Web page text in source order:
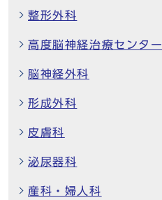
整形外科
高度脳神経治療センター
脳神経外科
形成外科
皮膚科
泌尿器科
産科・婦人科